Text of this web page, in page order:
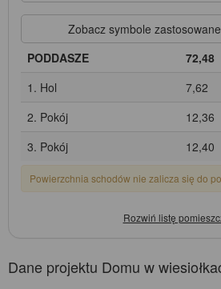
Zobacz symbole
PODDASZE
72,48
1. Hol
7,62
2. Pokój
12,36
3. Pokój
12,40
Powierzchnia schodów nie zalicza się do
Dane projektu Domu w